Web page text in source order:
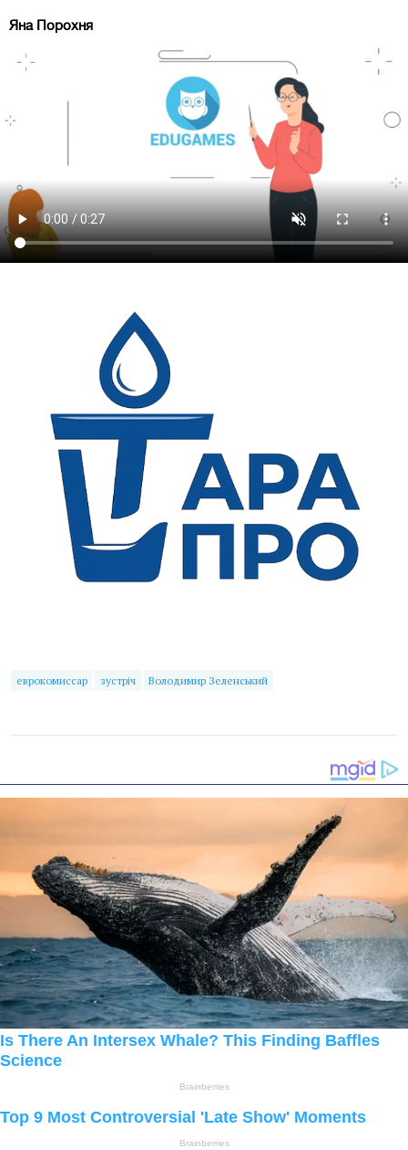
Яна Порохня
еврокомиссар зустріч Володимир Зеленський